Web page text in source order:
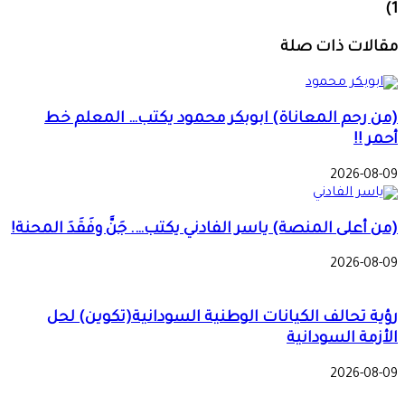
1)
مقالات ذات صلة
(من رحم المعاناة) ابوبكر محمود يكتب… المعلم خط
أحمر !!
2026-08-09
(من أعلى المنصة) ياسر الفادني يكتب…. جَنَّ وفَقَدَ المحنة!
2026-08-09
رؤية تحالف الكيانات الوطنية السودانية(تكوين) لحل
الأزمة السودانية
2026-08-09